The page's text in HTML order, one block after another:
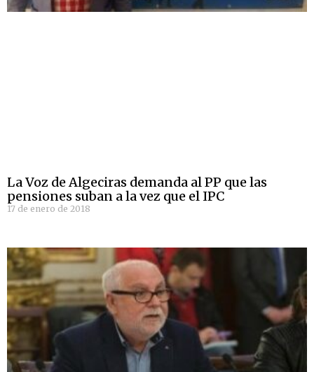
La Voz de Algeciras demanda al PP que las
pensiones suban a la vez que el IPC
17 de enero de 2018